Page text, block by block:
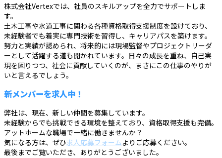
株式会社Vertexでは、社員のスキルアップを全力でサポートしま
す。
土木工事や水道工事に関わる各種資格取得支援制度を設けており、
未経験者でも着実に専門技術を習得し、キャリアパスを築けます。
努力と実績が認められ、将来的には現場監督やプロジェクトリーダ
ーとして活躍する道も開かれています。日々の成長を重ね、自己実
現を図りつつ、社会に貢献していくのが、まさにこの仕事のやりが
いと言えるでしょう。
新メンバーを求人中！
弊社は、現在、新しい仲間を募集しています。
未経験からでも挑戦できる環境を整えており、資格取得支援も完備。
アットホームな職場で一緒に働きませんか？
気になる方は、ぜひ求人応募フォームよりご応募ください。
最後までご覧いただき、ありがとうございました。